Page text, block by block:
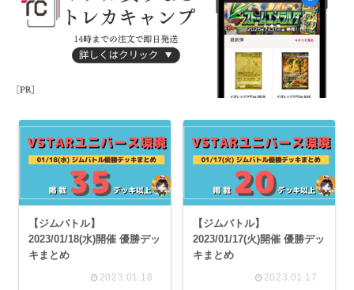
【ジムバトル】
2023/01/18(水)開催 優勝デッ
キまとめ
2023.01.18
【ジムバトル】
2023/01/17(火)開催 優勝デッ
キまとめ
2023.01.17